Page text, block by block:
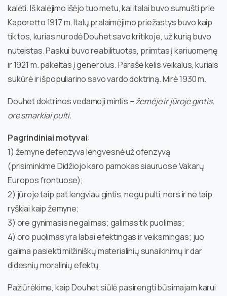
kalėti. Iš kalėjimo išėjo tuo metu, kai italai buvo sumušti prie
Kaporetto 1917 m. Italų pralaimėjimo priežastys buvo kaip
tik tos, kurias nurodė Douhet savo kritikoje, už kurią buvo
nuteistas. Paskui buvo reabilituotas, priimtas į kariuomenę
ir 1921 m. pakeltas į generolus. Parašė kelis veikalus, kuriais
sukūrė ir išpopuliarino savo vardo doktriną. Mirė 1930 m.
Douhet doktrinos vedamoji mintis –žemėje ir jūroje gintis,
ore smarkiai pulti.
Pagrindiniai motyvai:
1) žemyne defenzyva lengvesnė už ofenzyvą
(prisiminkime Didžiojo karo pamokas siauruose Vakarų
Europos frontuose);
2) jūroje taip pat lengviau gintis, negu pulti, nors ir ne taip
ryškiai kaip žemyne;
3) ore gynimasis negalimas; galimas tik puolimas;
4) oro puolimas yra labai efektingas ir veiksmingas; juo
galima pasiekti milžiniškų materialinių sunaikinimų ir dar
didesnių moralinių efektų.
Pažiūrėkime, kaip Douhet siūlė pasirengti būsimajam karui